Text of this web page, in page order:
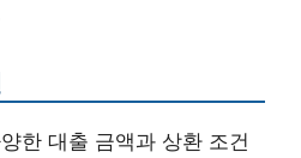
한 대출 금액과 상환 조건